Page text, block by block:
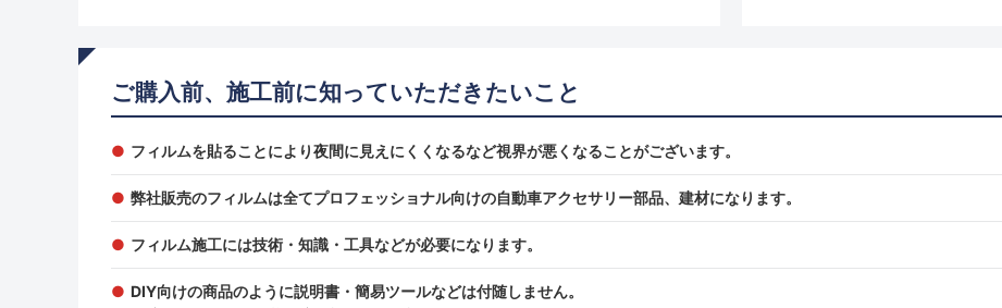
ご購入前、施工前に知っていただきたいこと
フィルムを貼ることにより夜間に見えにくくなるなど視界が悪くなることがございます。
弊社販売のフィルムは全てプロフェッショナル向けの自動車アクセサリー部品、建材になります。
フィルム施工には技術・知識・工具などが必要になります。
DIY向けの商品のように説明書・簡易ツールなどは付随しません。